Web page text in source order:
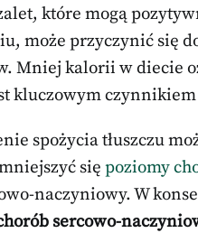
które mogą
może przyczynić się
Mniej kalorii w diecie
kluczowym
spożycia tłuszczu
się poziomy
naczyniowy. W
sercowo-